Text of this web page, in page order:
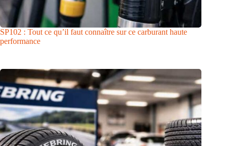
SP102 : Tout ce qu’il faut connaître sur ce carburant haute
performance